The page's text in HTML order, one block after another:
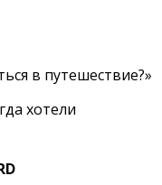
в путешествие?»
хотели